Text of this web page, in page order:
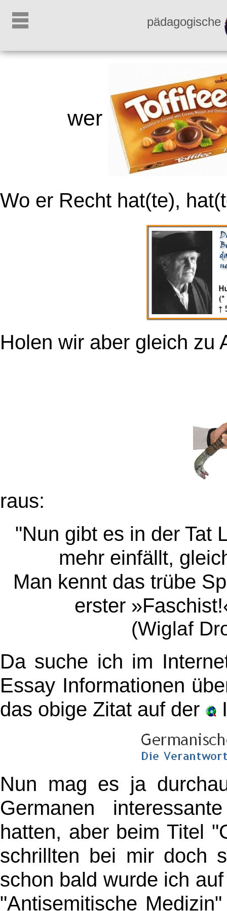
pädagogische